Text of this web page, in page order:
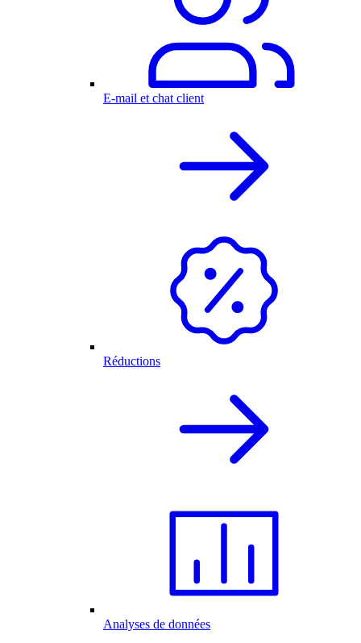
E-mail et chat client
Réductions
Analyses de données